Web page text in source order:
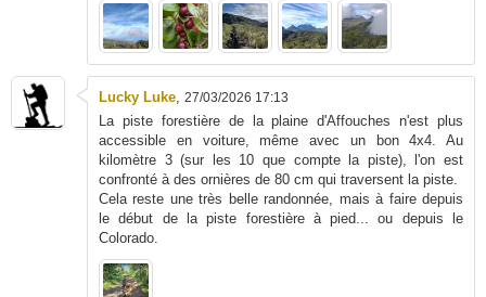
Lucky Luke, 27/03/2026 17:13
La piste forestière de la plaine d'Affouches n'est plus
accessible en voiture, même avec un bon 4x4. Au
kilomètre 3 (sur les 10 que compte la piste), l'on est
confronté à des ornières de 80 cm qui traversent la piste.
Cela reste une très belle randonnée, mais à faire depuis
le début de la piste forestière à pied... ou depuis le
Colorado.